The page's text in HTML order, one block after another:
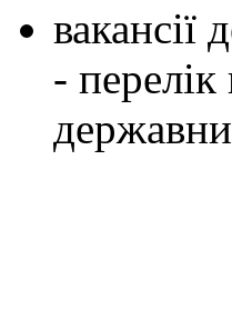
вакансії
-